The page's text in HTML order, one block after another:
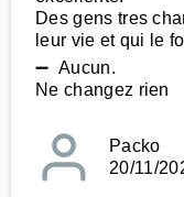
Des gens tres
leur vie et qui le
➖ Aucun.
Ne changez rien
Packo
20/11/